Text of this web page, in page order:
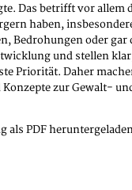
Das betrifft vor allem
haben,
Bedrohungen oder gar
und stellen
Priorität. Daher
zur Gewalt-
als PDF